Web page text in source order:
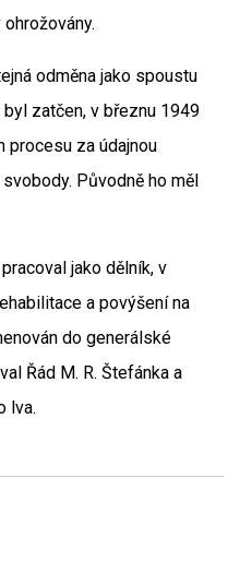
odměna jako spoustu
zatčen, v březnu 1949
procesu za údajnou
Původně ho měl
jako dělník, v
a povýšení na
do generálské
Řád M. R. Štefánka a
lva.